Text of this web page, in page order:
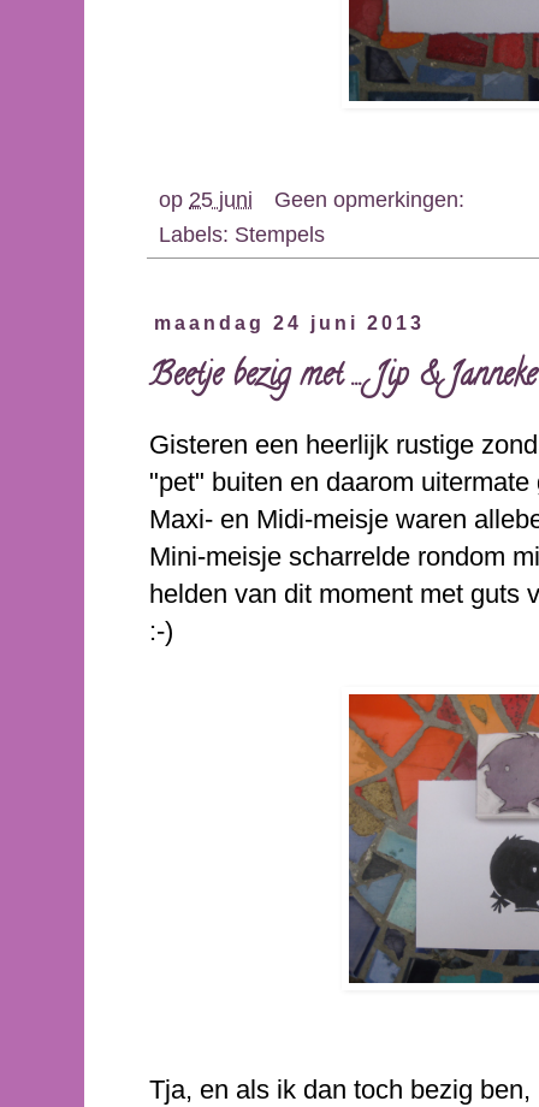
op 25 juni
Geen opmerkingen:
Labels: Stempels
maandag 24 juni 2013
Beetje bezig met ... Jip & Janneke
Gisteren een heerlijk rustige
"pet" buiten en daarom
Maxi- en Midi-meisje waren
Mini-meisje scharrelde rondom
helden van dit moment met guts
:-)
Tja, en als ik dan toch bezig